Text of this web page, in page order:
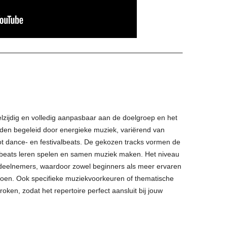
en volledig aanpasbaar aan de doelgroep en het
begeleid door energieke muziek, variërend van
dance- en festivalbeats. De gekozen tracks vormen de
leren spelen en samen muziek maken. Het niveau
waardoor zowel beginners als meer ervaren
Ook specifieke muziekvoorkeuren of thematische
zodat het repertoire perfect aansluit bij jouw